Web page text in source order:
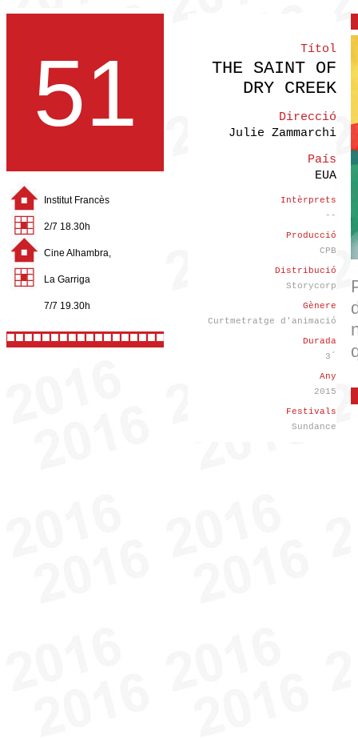
51
Institut Francès
2/7 18.30h
Cine Alhambra,
La Garriga
7/7 19.30h
■■■■■■■■■■■■■■■■■■■■■■
Títol
THE SAINT OF
DRY CREEK
Direcció
Julie Zammarchi
País
EUA
Intèrprets
--
Producció
CPB
Distribució
Storycorp
Gènere
Curtmetratge d'animació
Durada
3´
Any
2015
Festivals
Sundance